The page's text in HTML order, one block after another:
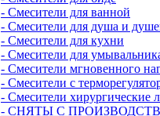
- Смесители для ванной
- Смесители для душа и
- Смесители для кухни
- Смесители для
- Смесители мгновенного
- Смесители с
- Смесители хирургические
- СНЯТЫ С